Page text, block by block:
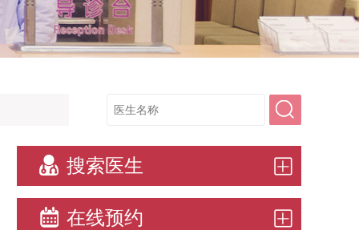
搜索医生
在线预约